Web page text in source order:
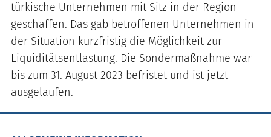
türkische Unternehmen mit Sitz in der Region
geschaffen. Das gab betroffenen Unternehmen in
der Situation kurzfristig die Möglichkeit zur
Liquiditätsentlastung. Die Sondermaßnahme war
bis zum 31. August 2023 befristet und ist jetzt
ausgelaufen.